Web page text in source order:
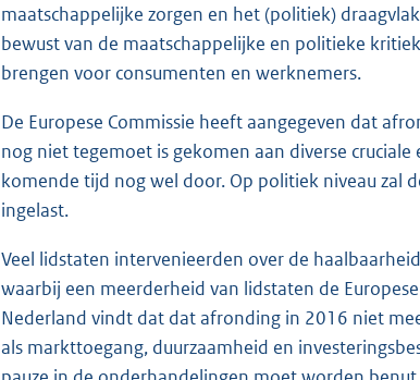
maatschappelijke zorgen en het (politiek)
bewust van de maatschappelijke en politieke
brengen voor consumenten en werknemers.
De Europese Commissie heeft aangegeven dat
nog niet tegemoet is gekomen aan diverse
komende tijd nog wel door. Op politiek niveau zal
ingelast.
Veel lidstaten intervenieerden over de
waarbij een meerderheid van lidstaten de
Nederland vindt dat dat afronding in 2016 niet
als markttoegang, duurzaamheid en